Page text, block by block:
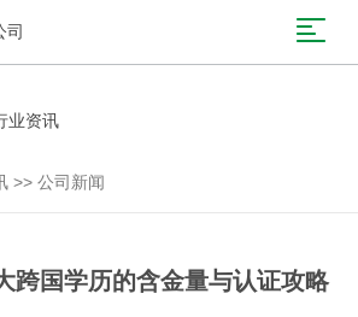
业资讯
>> 公司新闻
跨国学历的含金量与认证攻略